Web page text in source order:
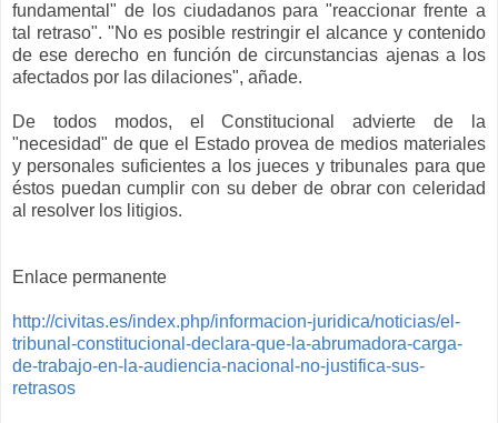
fundamental" de los ciudadanos para "reaccionar frente a
tal retraso". "No es posible restringir el alcance y contenido
de ese derecho en función de circunstancias ajenas a los
afectados por las dilaciones", añade.
De todos modos, el Constitucional advierte de la
"necesidad" de que el Estado provea de medios materiales
y personales suficientes a los jueces y tribunales para que
éstos puedan cumplir con su deber de obrar con celeridad
al resolver los litigios.
Enlace permanente
http://civitas.es/index.php/informacion-juridica/noticias/el-
tribunal-constitucional-declara-que-la-abrumadora-carga-
de-trabajo-en-la-audiencia-nacional-no-justifica-sus-
retrasos